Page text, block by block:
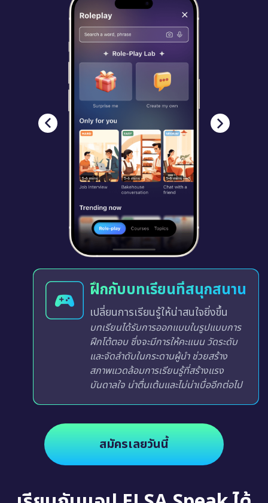
ฝึกกับบทเรียนที่สนุกสนาน
เปลี่ยนการเรียนรู้ให้น่าสนใจยิ่งขึ้น
บทเรียนได้รับการออกแบบในรูปแบบการ
ฝึกโต้ตอบ ซึ่งจะมีการให้คะแนน วัดระดับ
และจัดลำดับในกระดานผู้นำ ช่วยสร้าง
สภาพแวดล้อมการเรียนรู้ที่สร้างแรง
บันดาลใจ น่าตื่นเต้นและไม่น่าเบื่ออีกต่อไป
สมัครเลยวันนี้